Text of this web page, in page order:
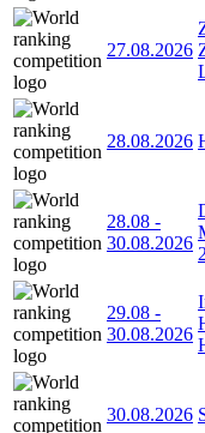
27.08.2026
28.08.2026
28.08 -
30.08.2026
29.08 -
30.08.2026
30.08.2026